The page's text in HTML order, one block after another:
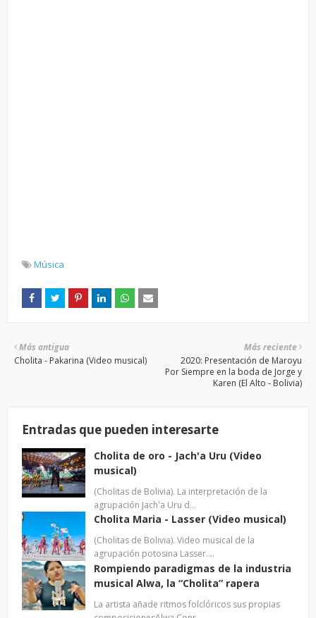
Música
Más reciente
2020: Presentación de Maroyu
Por Siempre en la boda de Jorge y
Karen (El Alto - Bolivia)
Más antigua
Cholita - Pakarina (Video musical)
Entradas que pueden interesarte
Cholita de oro - Jach'a Uru (Video
musical)
(Cholitas de Bolivia). La interpretación de la
agrupación Jach'a Uru d…
Cholita Maria - Lasser (Video musical)
(Cholitas de Bolivia). Video musical de la
agrupación potosina Lasser.…
Rompiendo paradigmas de la industria
musical Alwa, la “Cholita” rapera
La artista añade ritmos folclóricos sus propias